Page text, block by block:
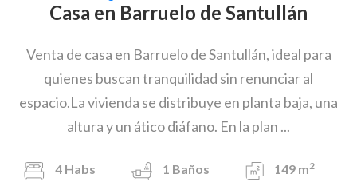
Casa en Barruelo de Santullán
Venta de casa en Barruelo de Santullán, ideal para
quienes buscan tranquilidad sin renunciar al
espacio.La vivienda se distribuye en planta baja, una
altura y un ático diáfano. En la plan ...
4 Habs 1 Baños 149 m2